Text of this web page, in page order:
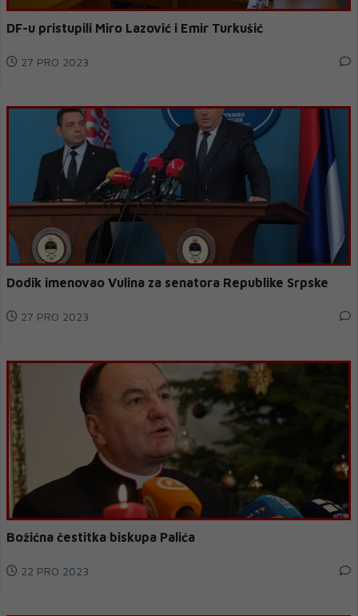
DF-u pristupili Miro Lazović i Emir Turkušić
27 PRO 2023
Dodik imenovao Vulina za senatora Republike Srpske
27 PRO 2023
Božićna čestitka biskupa Palića
22 PRO 2023